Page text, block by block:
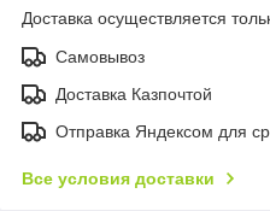
Доставка осуществляется
Самовывоз
Доставка Казпочтой
Отправка Яндексом для
Все условия доставки